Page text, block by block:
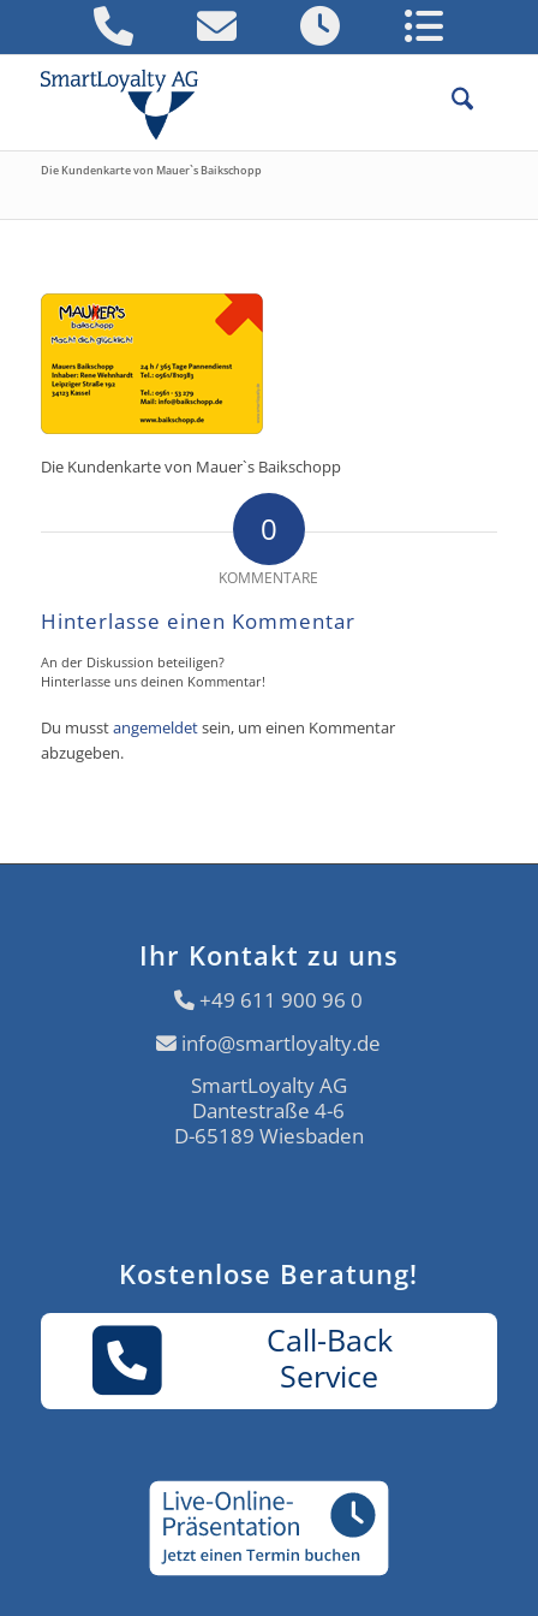
Die Kundenkarte von Mauer`s Baikschopp
Die Kundenkarte von Mauer`s Baikschopp
0
KOMMENTARE
Hinterlasse einen Kommentar
An der Diskussion beteiligen?
Hinterlasse uns deinen Kommentar!
Du musstangemeldetsein, um einen Kommentar
abzugeben.
Ihr Kontakt zu uns
+49 611 900 96 0
info@smartloyalty.de
SmartLoyalty AG
Dantestraße 4-6
D-65189 Wiesbaden
Kostenlose Beratung!
Call-Back
Service